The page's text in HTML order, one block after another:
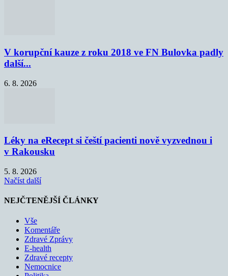
V korupční kauze z roku 2018 ve FN Bulovka padly
další...
6. 8. 2026
Léky na eRecept si čeští pacienti nově vyzvednou i
v Rakousku
5. 8. 2026
Načíst další
NEJČTENĚJŠÍ ČLÁNKY
Vše
Komentáře
Zdravé Zprávy
E-health
Zdravé recepty
Nemocnice